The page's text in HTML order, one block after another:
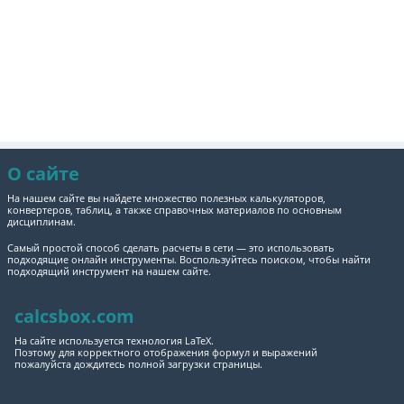
О сайте
На нашем сайте вы найдете множество полезных калькуляторов,
конвертеров, таблиц, а также справочных материалов по основным
дисциплинам.
Самый простой способ сделать расчеты в сети — это использовать
подходящие онлайн инструменты. Воспользуйтесь поиском, чтобы найти
подходящий инструмент на нашем сайте.
calcsbox.com
На сайте используется технология LaTeX.
Поэтому для корректного отображения формул и выражений
пожалуйста дождитесь полной загрузки страницы.